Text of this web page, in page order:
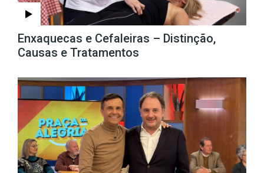
Enxaquecas e Cefaleiras – Distinção,
Causas e Tratamentos